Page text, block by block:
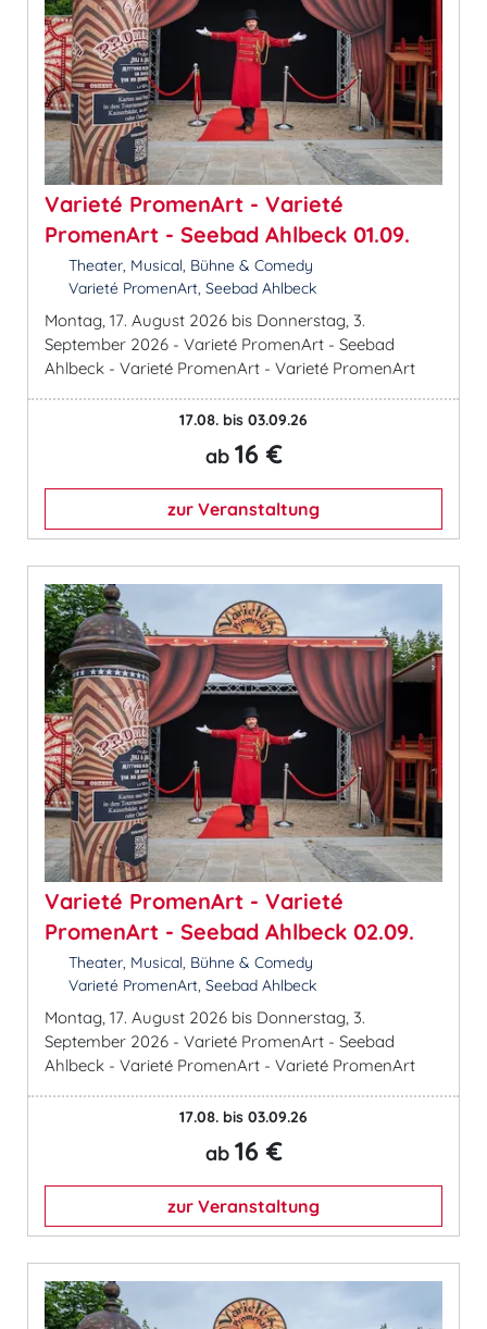
Varieté PromenArt - Varieté
PromenArt - Seebad Ahlbeck 01.09.
Theater, Musical, Bühne & Comedy
Varieté PromenArt, Seebad Ahlbeck
Montag, 17. August 2026 bis Donnerstag, 3.
September 2026 - Varieté PromenArt - Seebad
Ahlbeck - Varieté PromenArt - Varieté PromenArt
17.08. bis 03.09.26
ab 16 €
zur Veranstaltung
Varieté PromenArt - Varieté
PromenArt - Seebad Ahlbeck 02.09.
Theater, Musical, Bühne & Comedy
Varieté PromenArt, Seebad Ahlbeck
Montag, 17. August 2026 bis Donnerstag, 3.
September 2026 - Varieté PromenArt - Seebad
Ahlbeck - Varieté PromenArt - Varieté PromenArt
17.08. bis 03.09.26
ab 16 €
zur Veranstaltung